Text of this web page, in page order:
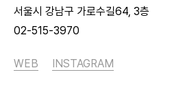
서울시 강남구 가로수길64, 3층
02-515-3970
WEB INSTAGRAM